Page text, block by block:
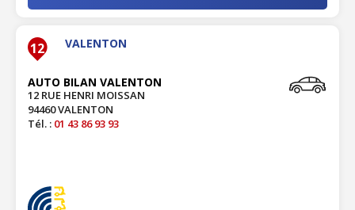
12 VALENTON
AUTO BILAN VALENTON
12 RUE HENRI MOISSAN
94460 VALENTON
Tél. : 01 43 86 93 93